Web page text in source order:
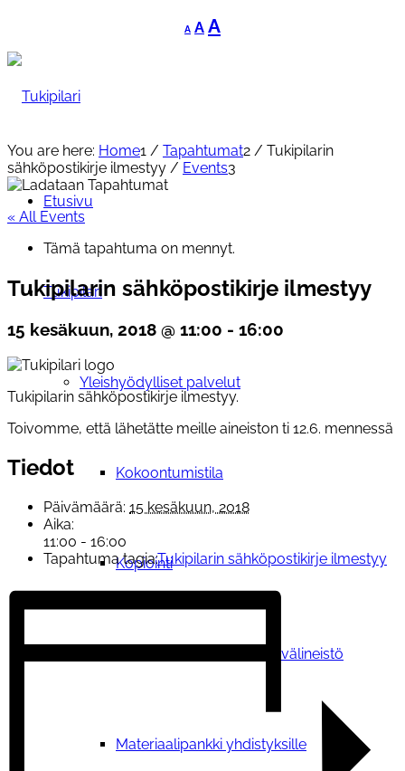
A
Decrease
font
A Reset
font
AIncrease
Etusivu
Tukipilari
Yleishyödylliset palvelut
Kokoontumistila
Kopiointi
Lainattavat materiaalit ja välineistö
Materiaalipankki yhdistyksille
You are here: Home1 / Tapahtumat2 / Tukipilarin
sähköpostikirje ilmestyy / Events3
« All Events
Tämä tapahtuma on mennyt.
Tukipilarin sähköpostikirje ilmestyy
15 kesäkuun, 2018 @ 11:00 - 16:00
Tukipilarin sähköpostikirje ilmestyy.
Toivomme, että lähetätte meille aineiston ti 12.6. mennessä
Tiedot
Päivämäärä: 15 kesäkuun, 2018
Aika:
11:00 - 16:00
Tapahtuma tagia:Tukipilarin sähköpostikirje ilmestyy